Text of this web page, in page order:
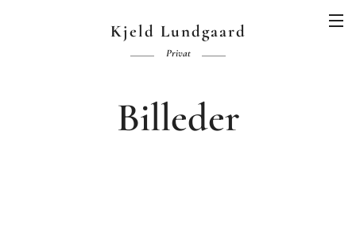
Kjeld Lundgaard
Privat
Billeder